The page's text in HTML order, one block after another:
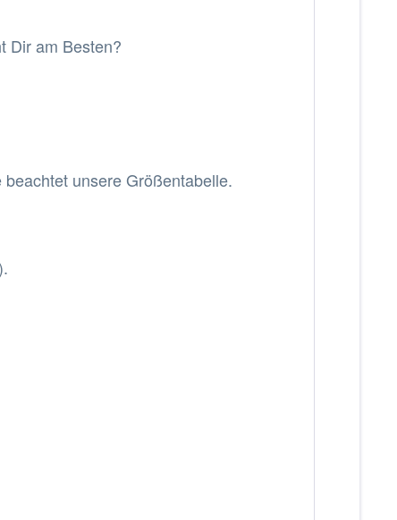
Dir am Besten?
unsere Größentabelle.